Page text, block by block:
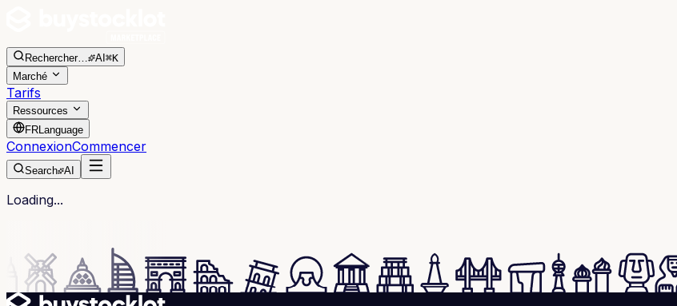
Rechercher… AI ⌘K
Marché
Tarifs
Ressources
FRLanguage
ConnexionCommencer
Search AI
Loading...